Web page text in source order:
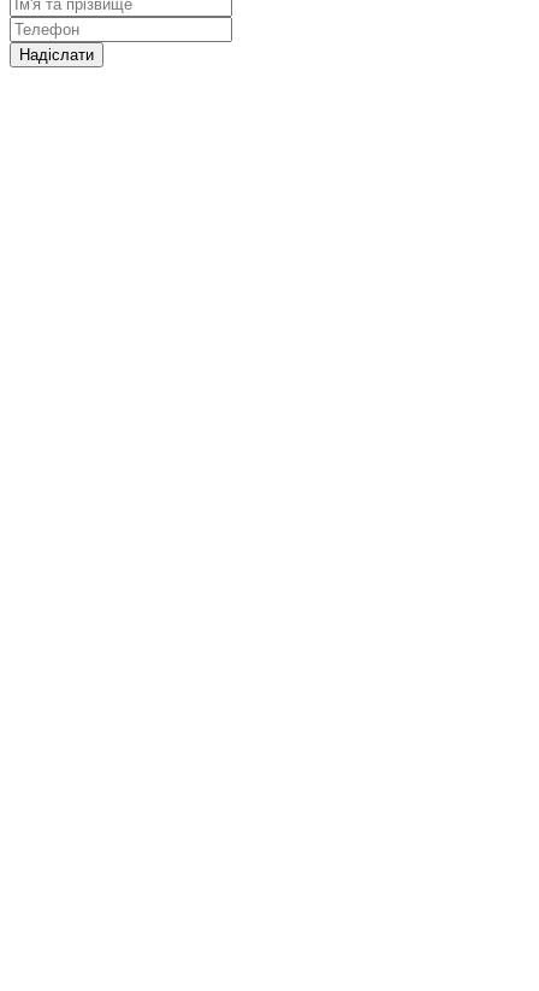
Надіслати